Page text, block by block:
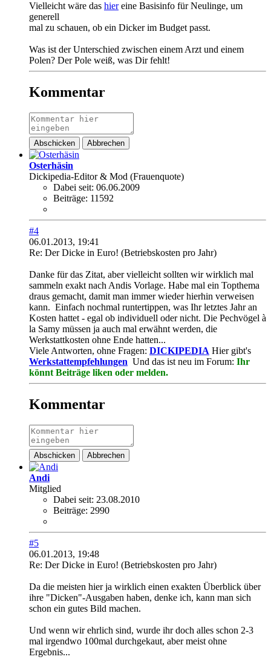
Vielleicht wäre das hiereine Basisinfo für Neulinge, um
generell
mal zu schauen, ob ein Dicker im Budget passt.
Was ist der Unterschied zwischen einem Arzt und einem
Polen? Der Pole weiß, was Dir fehlt!
Kommentar
Abschicken Abbrechen
Osterhäsin
Dickipedia-Editor & Mod (Frauenquote)
Dabei seit: 06.06.2009
Beiträge: 11592
#4
06.01.2013, 19:41
Re: Der Dicke in Euro! (Betriebskosten pro Jahr)
Danke für das Zitat, aber vielleicht sollten wir wirklich mal
sammeln exakt nach Andis Vorlage. Habe mal ein Topthema
draus gemacht, damit man immer wieder hierhin verweisen
kann. Einfach nochmal runtertippen, was Ihr letztes Jahr an
Kosten hattet - egal ob individuell oder nicht. Die Pechvögel à
la Samy müssen ja auch mal erwähnt werden, die
Werkstattkosten ohne Ende hatten...
Viele Antworten, ohne Fragen: DICKIPEDIA Hier gibt's
Werkstattempfehlungen Und das ist neu im Forum: Ihr
könnt Beiträge liken oder melden.
Kommentar
Abschicken Abbrechen
Andi
Mitglied
Dabei seit: 23.08.2010
Beiträge: 2990
#5
06.01.2013, 19:48
Re: Der Dicke in Euro! (Betriebskosten pro Jahr)
Da die meisten hier ja wirklich einen exakten Überblick über
ihre "Dicken"-Ausgaben haben, denke ich, kann man sich
schon ein gutes Bild machen.
Und wenn wir ehrlich sind, wurde ihr doch alles schon 2-3
mal irgendwo 100mal durchgekaut, aber meist ohne
Ergebnis...